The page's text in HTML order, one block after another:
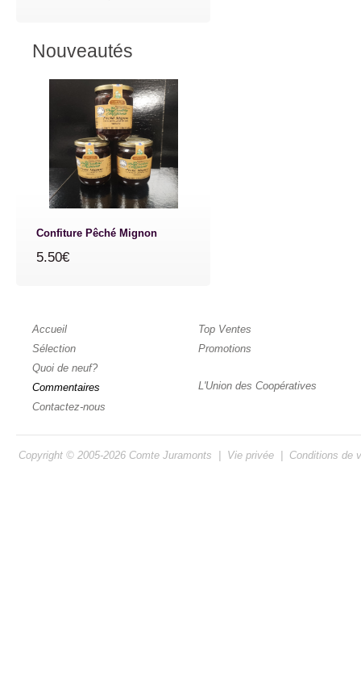
Nouveautés
Confiture Pêché Mignon
5.50€
Accueil
Sélection
Quoi de neuf?
Commentaires
Contactez-nous
Top Ventes
Promotions
L'Union des Coopératives
Copyright © 2005-2026 Comte Juramonts Vie privée Conditions de